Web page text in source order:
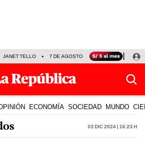
JANET TELLO 7 DE AGOSTO TINKA RESULTADOS
ECONOMÍA SOCIEDAD MUNDO
03 Dic 2024 | 16:23 h